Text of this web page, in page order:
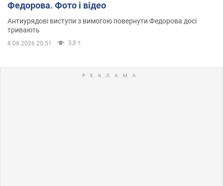
Федорова. Фото і відео
Антиурядові виступи з вимогою повернути Федорова досі
тривають
8.08.2026 20:51 3,8 т.